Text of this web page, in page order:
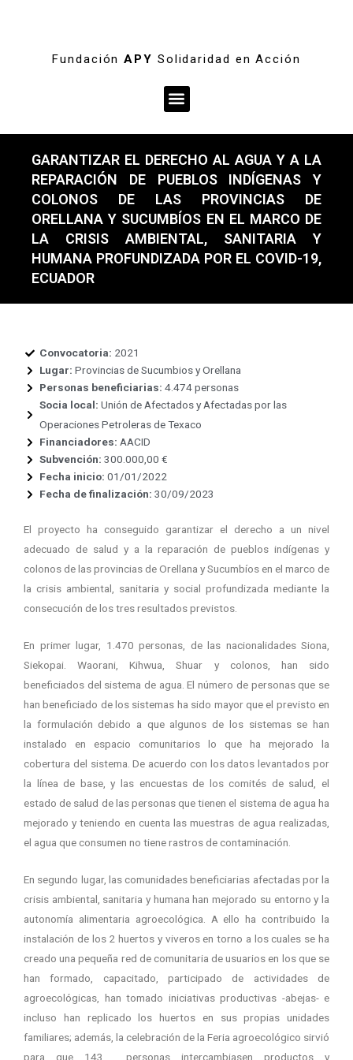
Fundación APY Solidaridad en Acción
Menú
GARANTIZAR EL DERECHO AL AGUA Y A LA
REPARACIÓN DE PUEBLOS INDÍGENAS Y
COLONOS DE LAS PROVINCIAS DE
ORELLANA Y SUCUMBÍOS EN EL MARCO DE
LA CRISIS AMBIENTAL, SANITARIA Y
HUMANA PROFUNDIZADA POR EL COVID-19,
ECUADOR
Convocatoria: 2021
Lugar: Provincias de Sucumbios y Orellana
Personas beneficiarias: 4.474 personas
Socia local: Unión de Afectados y Afectadas por las
Operaciones Petroleras de Texaco
Financiadores: AACID
Subvención: 300.000,00 €
Fecha inicio: 01/01/2022
Fecha de finalización: 30/09/2023
El proyecto ha conseguido garantizar el derecho a un nivel
adecuado de salud y a la reparación de pueblos indígenas y
colonos de las provincias de Orellana y Sucumbíos en el marco de
la crisis ambiental, sanitaria y social profundizada mediante la
consecución de los tres resultados previstos.
En primer lugar, 1.470 personas, de las nacionalidades Siona,
Siekopai. Waorani, Kihwua, Shuar y colonos, han sido
beneficiados del sistema de agua. El número de personas que se
han beneficiado de los sistemas ha sido mayor que el previsto en
la formulación debido a que algunos de los sistemas se han
instalado en espacio comunitarios lo que ha mejorado la
cobertura del sistema. De acuerdo con los datos levantados por
la línea de base, y las encuestas de los comités de salud, el
estado de salud de las personas que tienen el sistema de agua ha
mejorado y teniendo en cuenta las muestras de agua realizadas,
el agua que consumen no tiene rastros de contaminación.
En segundo lugar, las comunidades beneficiarias afectadas por la
crisis ambiental, sanitaria y humana han mejorado su entorno y la
autonomía alimentaria agroecológica. A ello ha contribuido la
instalación de los 2 huertos y viveros en torno a los cuales se ha
creado una pequeña red de comunitaria de usuarios en los que se
han formado, capacitado, participado de actividades de
agroecológicas, han tomado iniciativas productivas -abejas- e
incluso han replicado los huertos en sus propias unidades
familiares; además, la celebración de la Feria agroecológico sirvió
para que 143 personas intercambiasen productos y